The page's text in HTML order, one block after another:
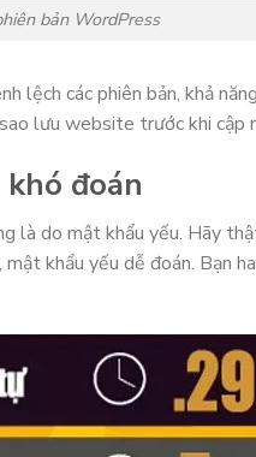
bản WordPress
lệch các phiên bản, khả
lưu website trước khi
đoán
là do mật khẩu yếu. Hãy
khẩu yếu dễ đoán. Bạn